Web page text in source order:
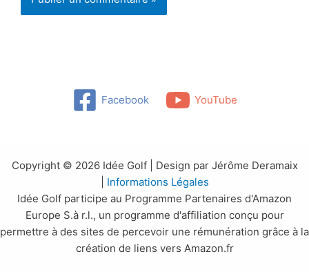
Facebook YouTube
Copyright © 2026 Idée Golf | Design par Jérôme Deramaix
Informations Légales
Idée Golf participe au Programme Partenaires d'Amazon
Europe S.à r.l., un programme d'affiliation conçu pour
permettre à des sites de percevoir une rémunération grâce à la
création de liens vers Amazon.fr